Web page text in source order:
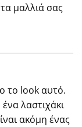
μαλλιά σας
το look αυτό.
λαστιχάκι
ακόμη ένας